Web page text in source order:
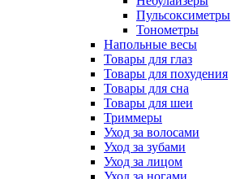
Пульсоксиметры
Тонометры
Напольные весы
Товары для глаз
Товары для похудения
Товары для сна
Товары для шеи
Триммеры
Уход за волосами
Уход за зубами
Уход за лицом
Уход за ногами